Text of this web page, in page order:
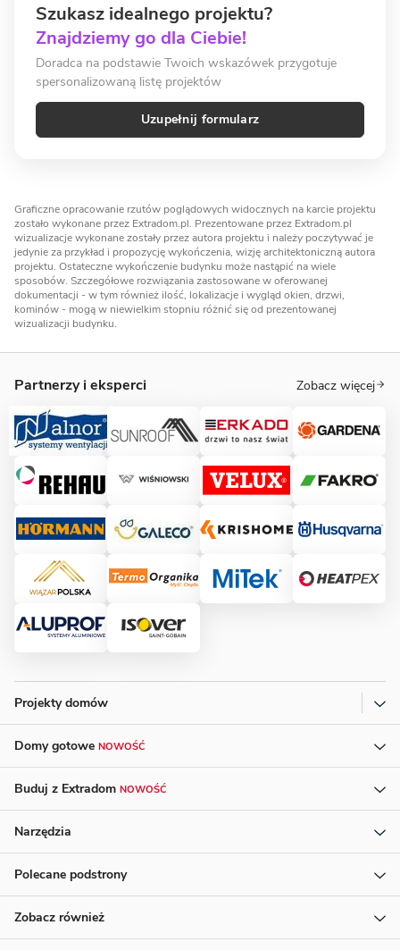
Szukasz idealnego projektu?
Znajdziemy go dla Ciebie!
Doradca na podstawie Twoich wskazówek przygotuje
spersonalizowaną listę projektów
Uzupełnij formularz
Graficzne opracowanie rzutów poglądowych widocznych na karcie projektu
zostało wykonane przez Extradom.pl. Prezentowane przez Extradom.pl
wizualizacje wykonane zostały przez autora projektu i należy poczytywać je
jedynie za przykład i propozycję wykończenia, wizję architektoniczną autora
projektu. Ostateczne wykończenie budynku może nastąpić na wiele
sposobów. Szczegółowe rozwiązania zastosowane w oferowanej
dokumentacji - w tym również ilość, lokalizacje i wygląd okien, drzwi,
kominów - mogą w niewielkim stopniu różnić się od prezentowanej
wizualizacji budynku.
Partnerzy i eksperci Zobacz więcej
Projekty domów
Domy gotowe NOWOŚĆ
Buduj z Extradom NOWOŚĆ
Narzędzia
Polecane podstrony
Zobacz również